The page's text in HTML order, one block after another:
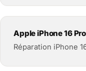
Apple iPhone 16 Pro
Réparation iPhone